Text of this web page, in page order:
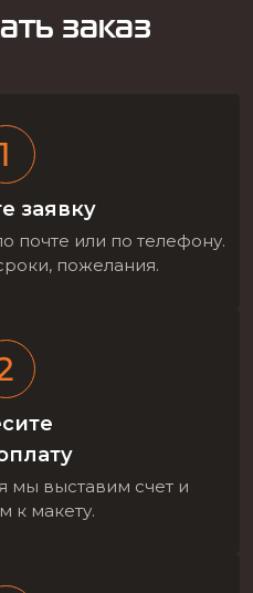
заказ
заявку
почте или по телефону.
пожелания.
мы выставим счет и
к макету.